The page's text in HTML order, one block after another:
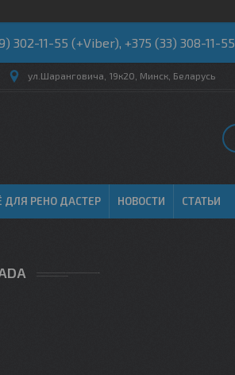
302-11-55 (+Viber), +375 (33) 308-11-55
ул.Шаранговича, 19к20, Минск, Беларусь
ДЛЯ РЕНО ДАСТЕР НОВОСТИ СТАТЬИ